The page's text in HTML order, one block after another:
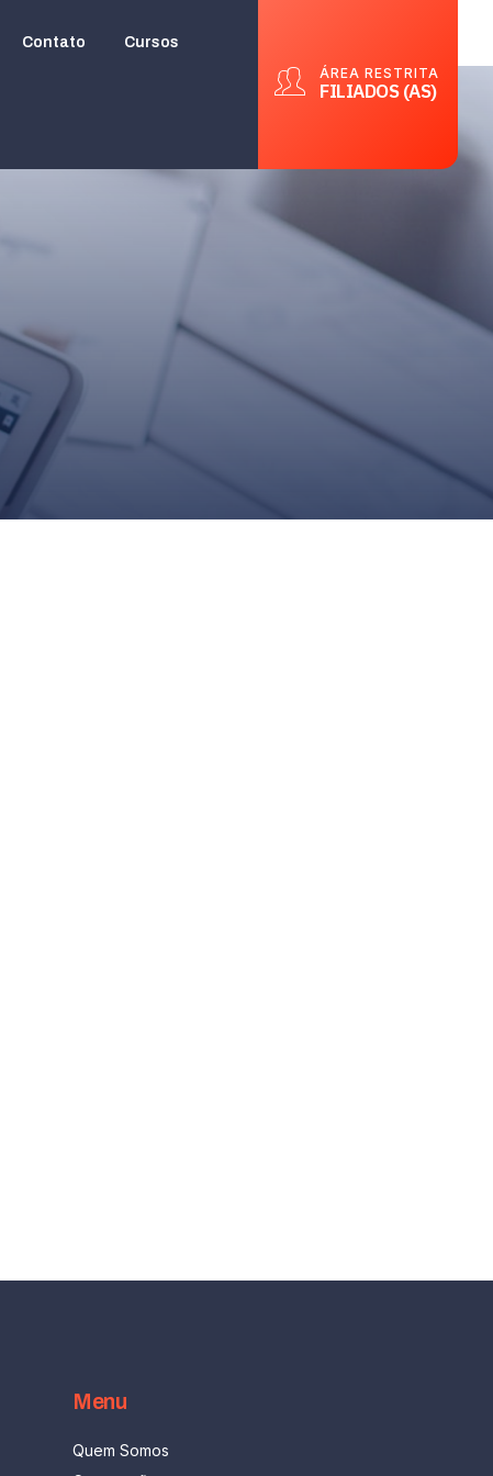
Contato Cursos
ÁREA RESTRITA
FILIADOS (AS)
Menu
Quem Somos